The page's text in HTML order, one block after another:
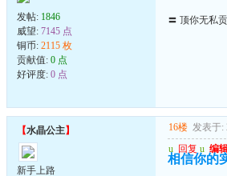
发帖: 1846
威望: 7145 点
铜币: 2115 枚
贡献值: 0 点
好评度: 0 点
〓 顶你无
【水晶公主】
新手上路
16楼 发表于:
u 回复 u 编
相信你的